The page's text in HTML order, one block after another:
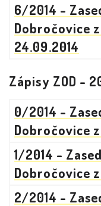
6/2014 -
Dobročovice
24.09.2014
Zápisy ZOD -
0/2014 -
Dobročovice
1/2014 -
Dobročovice
2/2014 -